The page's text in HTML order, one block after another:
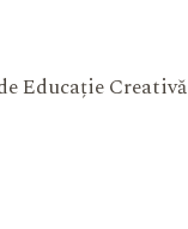
Educație Creativă